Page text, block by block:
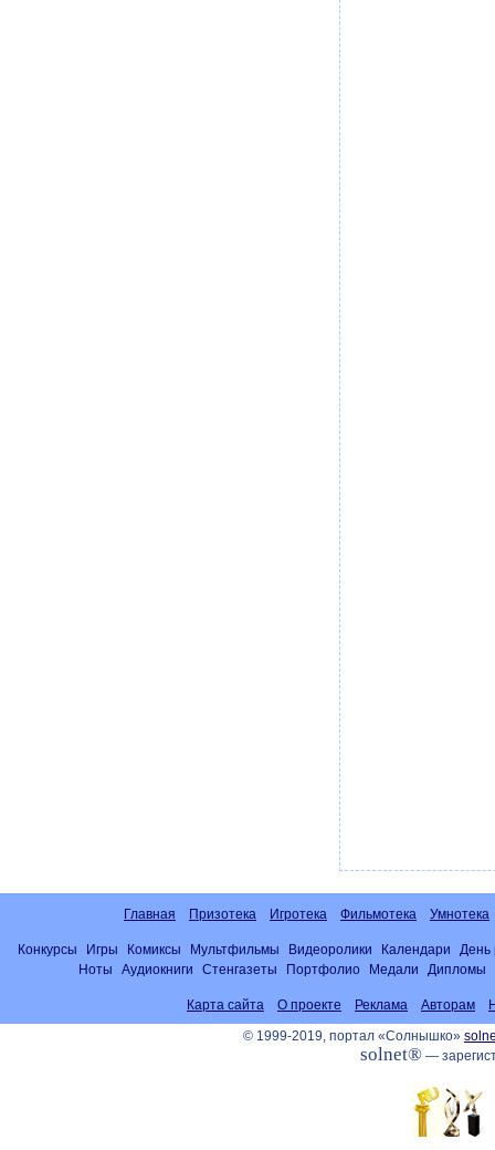
Главная Призотека Игротека Фильмотека Умнотека
Конкурсы Игры Комиксы Мультфильмы Видеоролики Календари
День
Ноты
Аудиокниги Стенгазеты Портфолио Медали Дипломы
Карта сайта О проекте Реклама Авторам
© 1999-2019, портал «Солнышко»
solnet®—